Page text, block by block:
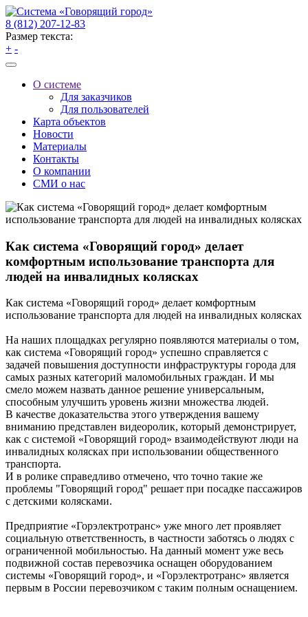
8 (812) 207-12-83
Размер текста:
+ -
О системе
Для заказчиков
Для пользователей
Карта объектов
Новости
Материалы
Контакты
О компании
СМИ о нас
Как система «Говорящий город» делает
комфортным использование транспорта для
людей на инвалидных колясках
Как система «Говорящий город» делает комфортным
использование транспорта для людей на инвалидных колясках
На наших площадках регулярно появляются материалы о том,
как система «Говорящий город» успешно справляется с
задачей повышения доступности инфраструктуры города для
самых разных категорий маломобильных граждан. И мы
смело можем назвать данное решение универсальным,
способным улучшить уровень жизни множества людей.
В качестве доказательства этого утверждения вашему
вниманию представлен видеоролик, который демонстрирует,
как с системой «Говорящий город» взаимодействуют люди на
инвалидных колясках при использовании общественного
транспорта.
И в ролике справедливо отмечено, что точно такие же
проблемы "Говорящий город" решает при посадке пассажиров
с детскими колясками.
Предприятие «Горэлектротранс» уже много лет проявляет
социальную ответственность, в частности заботясь о людях с
ограниченной мобильностью. На данный момент уже весь
подвижной состав перевозчика оснащен оборудованием
системы «Говорящий город», и «Горэлектротранс» является
первым в России перевозчиком с таким полным оснащением.